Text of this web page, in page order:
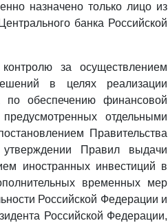
назначено только лицо из
банка Российской
за осуществлением
в целях реализации
по обеспечению финансовой
отдельными
Правительства
Правил выдачи
иностранных инвестиций в
временных мер
Российской Федерации и
Российской Федерации,